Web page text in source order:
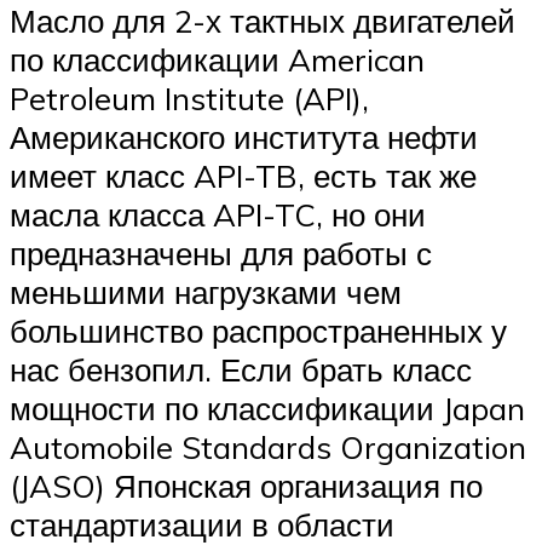
Масло для 2-х тактных двигателей
по классификации American
Petroleum Institute (API),
Американского института нефти
имеет класс API-TB, есть так же
масла класса API-TC, но они
предназначены для работы с
меньшими нагрузками чем
большинство распространенных у
нас бензопил. Если брать класс
мощности по классификации Japan
Automobile Standards Organization
(JASO) Японская организация по
стандартизации в области